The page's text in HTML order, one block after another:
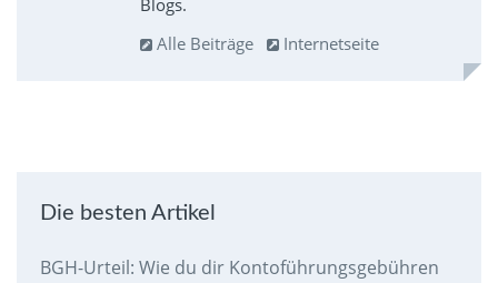
Blogs.
Alle Beiträge
Internetseite
Die besten Artikel
BGH-Urteil: Wie du dir Kontoführungsgebühren